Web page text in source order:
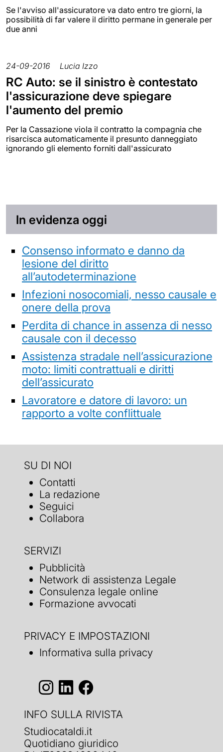
Se l'avviso all'assicuratore va dato entro tre giorni, la
possibilità di far valere il diritto permane in generale per
due anni
24-09-2016 Lucia Izzo
RC Auto: se il sinistro è contestato
l'assicurazione deve spiegare
l'aumento del premio
Per la Cassazione viola il contratto la compagnia che
risarcisca automaticamente il presunto danneggiato
ignorando gli elemento forniti dall'assicurato
In evidenza oggi
Consenso informato e danno da
lesione del diritto
all’autodeterminazione
Infezioni nosocomiali, nesso causale e
onere della prova
Perdita di chance in assenza di nesso
causale con il decesso
Assistenza stradale nell’assicurazione
moto: limiti contrattuali e diritti
dell’assicurato
Lavoratore e datore di lavoro: un
rapporto a volte conflittuale
SU DI NOI
Contatti
La redazione
Seguici
Collabora
SERVIZI
Pubblicità
Network di assistenza Legale
Consulenza legale online
Formazione avvocati
PRIVACY E IMPOSTAZIONI
Informativa sulla privacy
INFO SULLA RIVISTA
Studiocataldi.it
Quotidiano giuridico